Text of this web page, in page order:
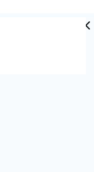
con el
formatos como